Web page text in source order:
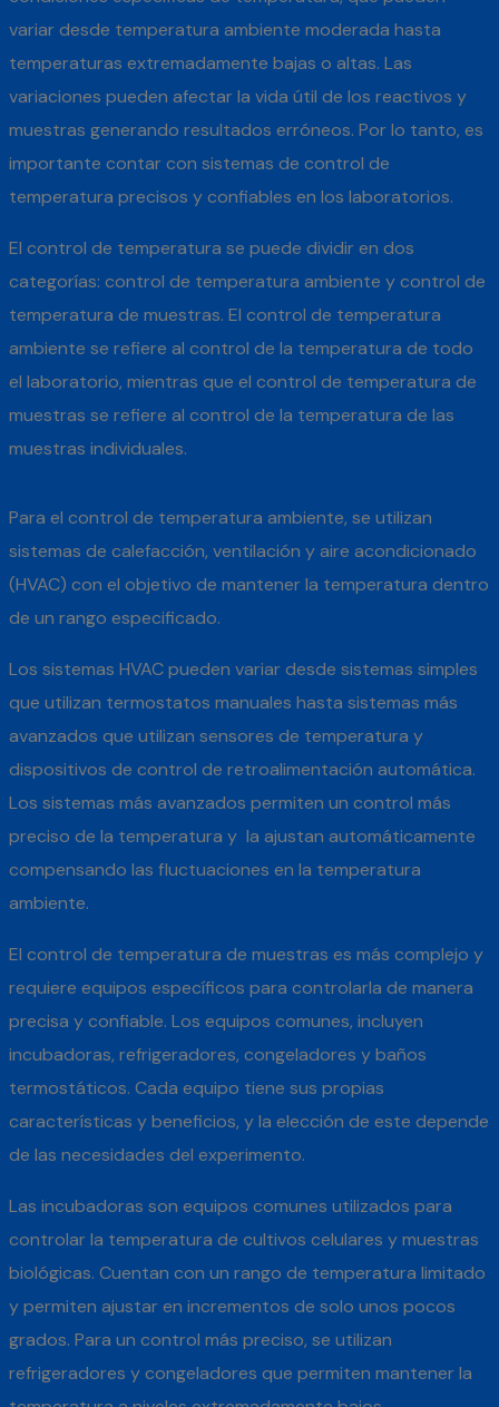
variar desde temperatura ambiente moderada hasta
temperaturas extremadamente bajas o altas. Las
variaciones pueden afectar la vida útil de los reactivos y
muestras generando resultados erróneos. Por lo tanto, es
importante contar con sistemas de control de
temperatura precisos y confiables en los laboratorios.
El control de temperatura se puede dividir en dos
categorías: control de temperatura ambiente y control de
temperatura de muestras. El control de temperatura
ambiente se refiere al control de la temperatura de todo
el laboratorio, mientras que el control de temperatura de
muestras se refiere al control de la temperatura de las
muestras individuales.
Para el control de temperatura ambiente, se utilizan
sistemas de calefacción, ventilación y aire acondicionado
(HVAC) con el objetivo de mantener la temperatura dentro
de un rango especificado.
Los sistemas HVAC pueden variar desde sistemas simples
que utilizan termostatos manuales hasta sistemas más
avanzados que utilizan sensores de temperatura y
dispositivos de control de retroalimentación automática.
Los sistemas más avanzados permiten un control más
preciso de la temperatura y la ajustan automáticamente
compensando las fluctuaciones en la temperatura
ambiente.
El control de temperatura de muestras es más complejo y
requiere equipos específicos para controlarla de manera
precisa y confiable. Los equipos comunes, incluyen
incubadoras, refrigeradores, congeladores y baños
termostáticos. Cada equipo tiene sus propias
características y beneficios, y la elección de este depende
de las necesidades del experimento.
Las incubadoras son equipos comunes utilizados para
controlar la temperatura de cultivos celulares y muestras
biológicas. Cuentan con un rango de temperatura limitado
y permiten ajustar en incrementos de solo unos pocos
grados. Para un control más preciso, se utilizan
refrigeradores y congeladores que permiten mantener la